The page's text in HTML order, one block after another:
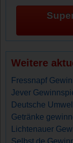
Weitere
Fressnapf
Jever
Deutsche
Getränke
Lichtenauer
Selbst.de